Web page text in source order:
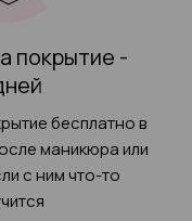
покрытие -
бесплатно в
маникюра или
с ним что-то